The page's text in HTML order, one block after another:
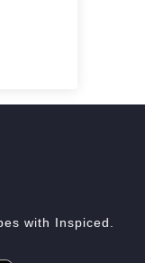
with Inspiced.